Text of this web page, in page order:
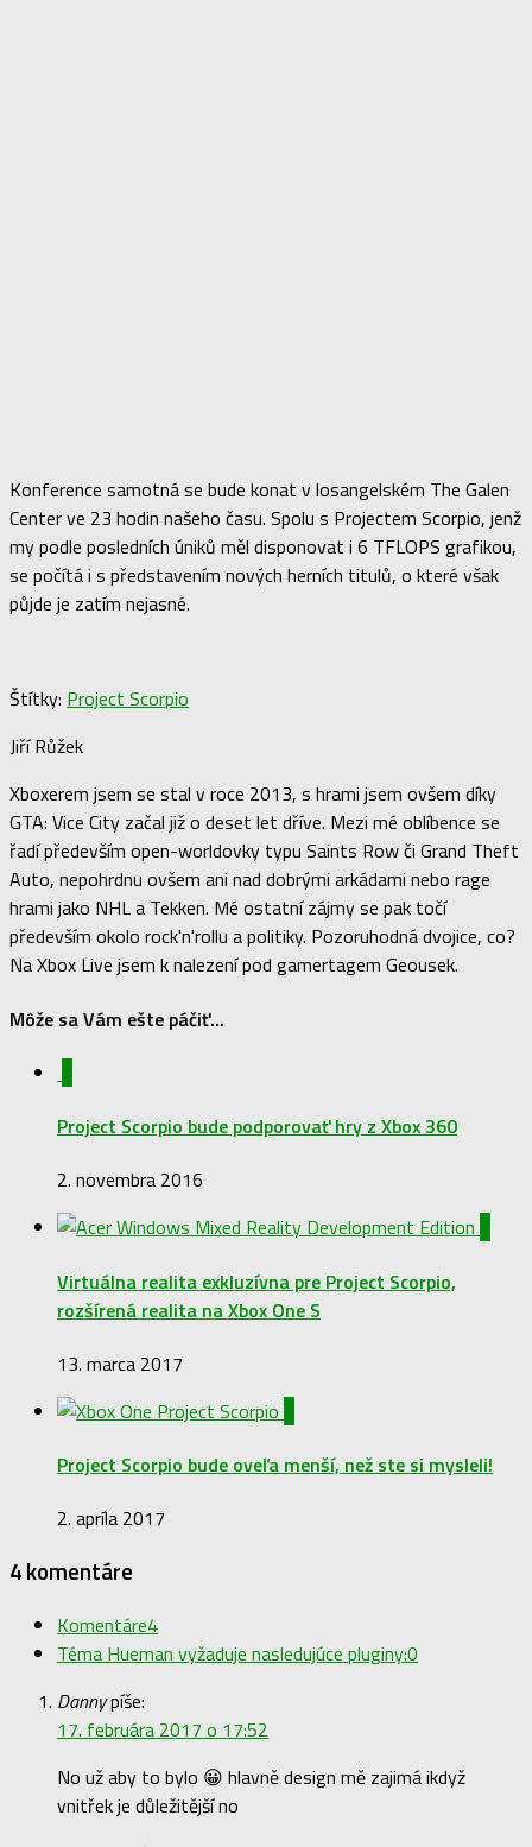
Konference samotná se bude konat v losangelském The Galen
Center ve 23 hodin našeho času. Spolu s Projectem Scorpio, jenž
my podle posledních úniků měl disponovat i 6 TFLOPS grafikou,
se počítá i s představením nových herních titulů, o které však
půjde je zatím nejasné.
Štítky: Project Scorpio
Jiří Růžek
Xboxerem jsem se stal v roce 2013, s hrami jsem ovšem díky
GTA: Vice City začal již o deset let dříve. Mezi mé oblíbence se
řadí především open-worldovky typu Saints Row či Grand Theft
Auto, nepohrdnu ovšem ani nad dobrými arkádami nebo rage
hrami jako NHL a Tekken. Mé ostatní zájmy se pak točí
především okolo rock'n'rollu a politiky. Pozoruhodná dvojice, co?
Na Xbox Live jsem k nalezení pod gamertagem Geousek.
Môže sa Vám ešte páčiť...
Project Scorpio bude podporovať hry z Xbox 360
2. novembra 2016
Virtuálna realita exkluzívna pre Project Scorpio,
rozšírená realita na Xbox One S
13. marca 2017
Project Scorpio bude oveľa menší, než ste si mysleli!
2. apríla 2017
4 komentáre
Komentáre4
Téma Hueman vyžaduje nasledujúce pluginy:0
Dannypíše:
17. februára 2017 o 17:52
No už aby to bylo 😀 hlavně design mě zajimá ikdyž
vnitřek je důležitější no